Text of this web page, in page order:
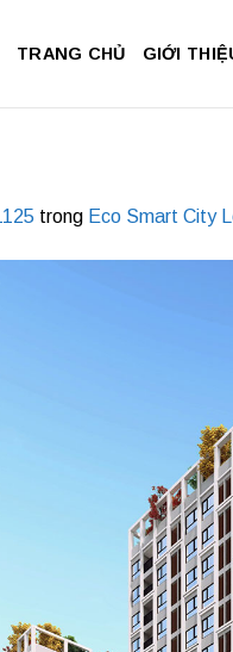
TRANG CHỦ GIỚI
trong Eco Smart City